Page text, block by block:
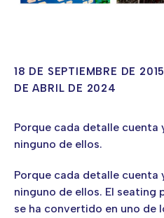
18 DE SEPTIEMBRE DE 2015
DE ABRIL DE 2024
Porque cada detalle cuenta
ninguno de ellos.
Porque cada detalle cuenta
ninguno de ellos. El seating
se ha convertido en uno de